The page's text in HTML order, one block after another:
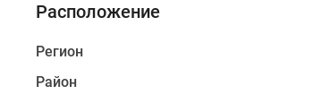
Общая
проекта
60
Расположение
Регион
Район